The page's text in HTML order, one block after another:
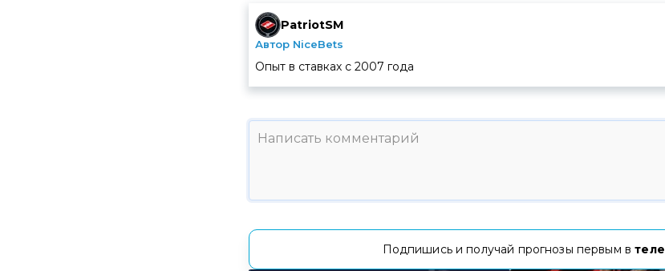
PatriotSM
Автор NiceBets
Опыт в ставках с 2007 года
Подпишись и получай прогнозы первым в